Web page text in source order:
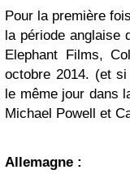
Pour la première
la période anglaise
Elephant Films,
octobre 2014. (et
le même jour dans
Michael Powell et
Allemagne :